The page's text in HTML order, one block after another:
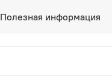
Полезная информация